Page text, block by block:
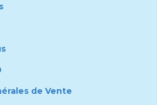
de Vente